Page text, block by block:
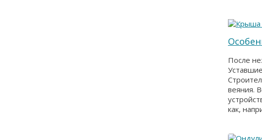
После
веяния.
как,